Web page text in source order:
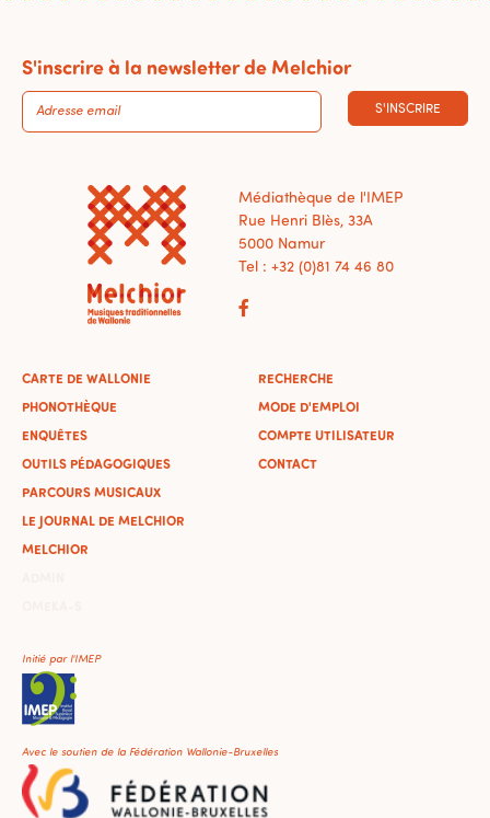
S'inscrire à la newsletter de Melchior
S'INSCRIRE
Médiathèque de l'IMEP
Rue Henri Blès, 33A
5000 Namur
Tel : +32 (0)81 74 46 80
CARTE DE WALLONIE
PHONOTHÈQUE
ENQUÊTES
OUTILS PÉDAGOGIQUES
PARCOURS MUSICAUX
LE JOURNAL DE MELCHIOR
MELCHIOR
RECHERCHE
MODE D'EMPLOI
COMPTE UTILISATEUR
CONTACT
Initié par l'IMEP
Avec le soutien de la Fédération Wallonie-Bruxelles